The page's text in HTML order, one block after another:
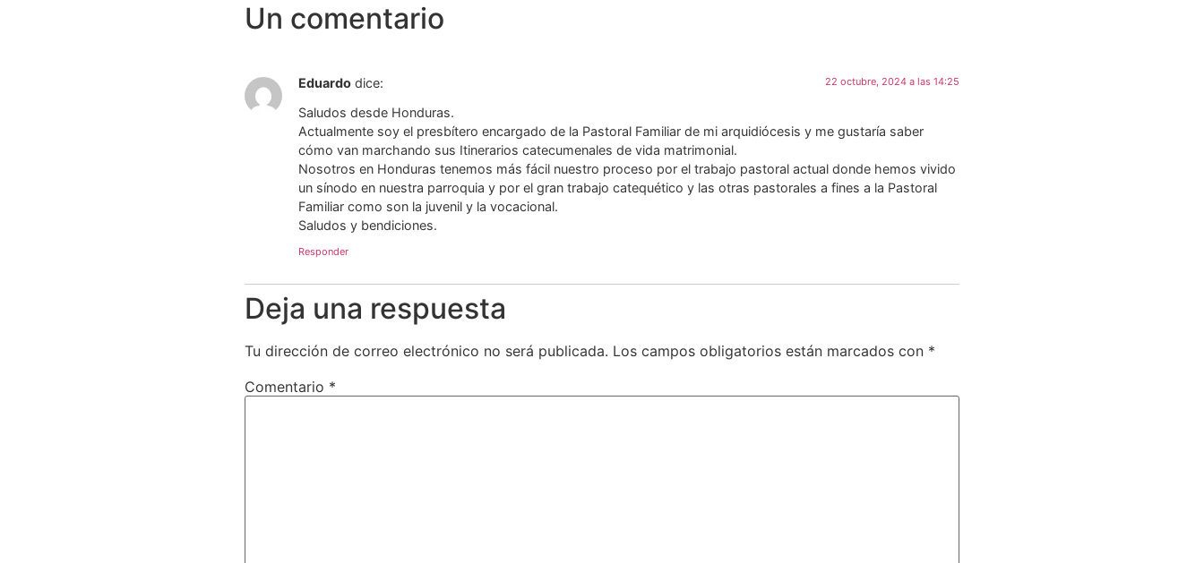
Un comentario
Eduardo dice: 22 octubre, 2024 a las 14:25
Saludos desde Honduras.
Actualmente soy el presbítero encargado de la Pastoral Familiar de mi arquidiócesis y me gustaría saber
cómo van marchando sus Itinerarios catecumenales de vida matrimonial.
Nosotros en Honduras tenemos más fácil nuestro proceso por el trabajo pastoral actual donde hemos vivido
un sínodo en nuestra parroquia y por el gran trabajo catequético y las otras pastorales a fines a la Pastoral
Familiar como son la juvenil y la vocacional.
Saludos y bendiciones.
Responder
Deja una respuesta
Tu dirección de correo electrónico no será publicada. Los campos obligatorios están marcados con *
Comentario *